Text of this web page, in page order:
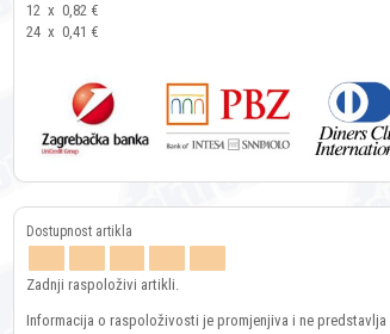
12 x 0,82 €
24 x 0,41 €
Zadnji raspoloživi artikli.
Informacija o raspoloživosti je promjenjiva i ne predstavlja